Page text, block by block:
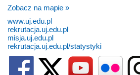
Zobacz na mapie »
www.uj.edu.pl
rekrutacja.uj.edu.pl
misja.uj.edu.pl
rekrutacja.uj.edu.pl/statystyki